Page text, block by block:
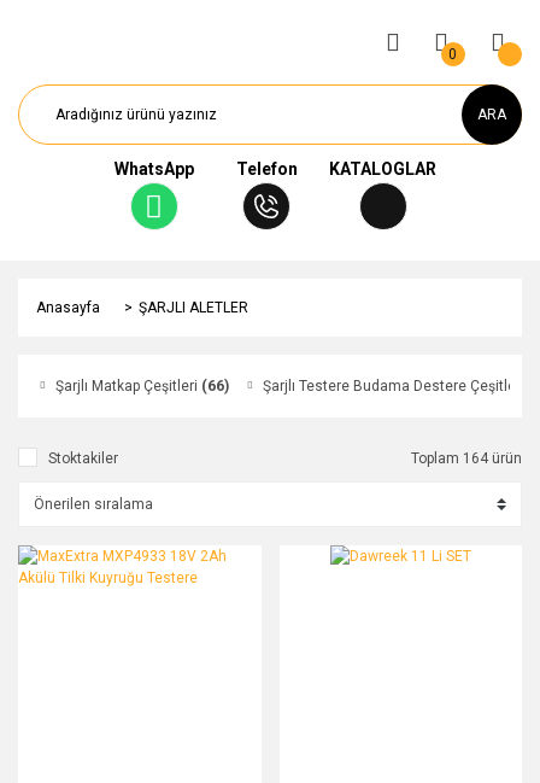
ARA
WhatsApp Telefon KATALOGLAR
0
Anasayfa ŞARJLI ALETLER
Şarjlı Matkap Çeşitleri (66) Şarjlı Testere Budama Destere Çeşitleri
Stoktakiler Toplam 164 ürün